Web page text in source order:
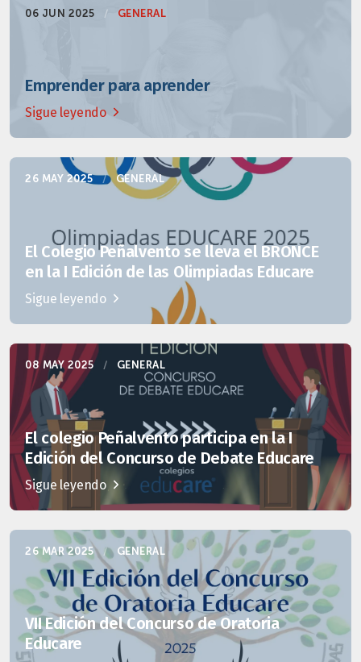
06 JUN 2025 / GENERAL
Emprender para aprender
Sigue leyendo
26 MAY 2025 / GENERAL
El Colegio Peñalvento se lleva el BRONCE
en la I Edición de las Olimpiadas Educare
Sigue leyendo
08 MAY 2025 / GENERAL
El colegio Peñalvento participa en la I
Edición del Concurso de Debate Educare
Sigue leyendo
26 MAR 2025 / GENERAL
VII Edición del Concurso de Oratoria
Educare